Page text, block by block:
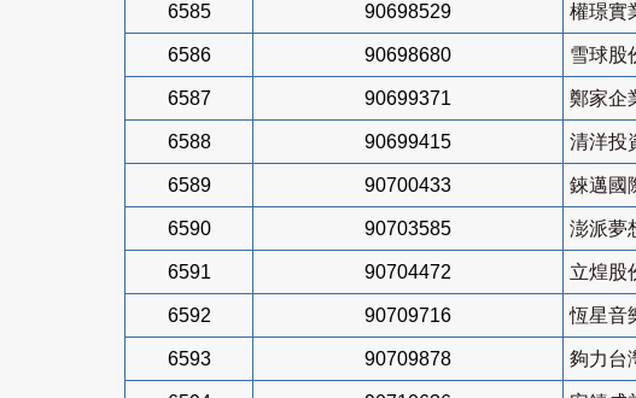
6585 90698529 權璟實
6586 90698680 雪球股
6587 90699371 鄭家企
6588 90699415 清洋投
6589 90700433 錸邁國
6590 90703585 澎派夢
6591 90704472 立煌股
6592 90709716 恆星音
6593 90709878 夠力台